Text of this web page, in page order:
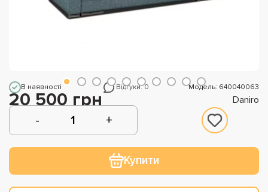
В наявності Відгуки: 0 Модель: 640040063
20 500 грн Daniro
Купити